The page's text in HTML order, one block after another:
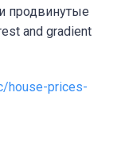
продвинутые
and gradient
house-prices-